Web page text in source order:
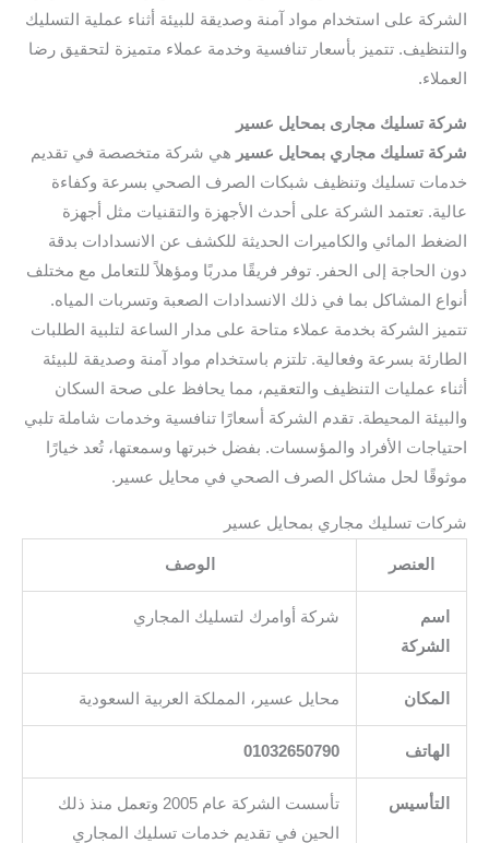
الشركة على استخدام مواد آمنة وصديقة للبيئة أثناء عملية التسليك
والتنظيف. تتميز بأسعار تنافسية وخدمة عملاء متميزة لتحقيق رضا
العملاء.
شركة تسليك مجارى بمحايل عسير
شركة تسليك مجاري بمحايل عسير هي شركة متخصصة في تقديم
خدمات تسليك وتنظيف شبكات الصرف الصحي بسرعة وكفاءة
عالية. تعتمد الشركة على أحدث الأجهزة والتقنيات مثل أجهزة
الضغط المائي والكاميرات الحديثة للكشف عن الانسدادات بدقة
دون الحاجة إلى الحفر. توفر فريقًا مدربًا ومؤهلاً للتعامل مع مختلف
أنواع المشاكل بما في ذلك الانسدادات الصعبة وتسربات المياه.
تتميز الشركة بخدمة عملاء متاحة على مدار الساعة لتلبية الطلبات
الطارئة بسرعة وفعالية. تلتزم باستخدام مواد آمنة وصديقة للبيئة
أثناء عمليات التنظيف والتعقيم، مما يحافظ على صحة السكان
والبيئة المحيطة. تقدم الشركة أسعارًا تنافسية وخدمات شاملة تلبي
احتياجات الأفراد والمؤسسات. بفضل خبرتها وسمعتها، تُعد خيارًا
موثوقًا لحل مشاكل الصرف الصحي في محايل عسير.
شركات تسليك مجاري بمحايل عسير
العنصر الوصف
اسم
الشركة
شركة أوامرك لتسليك المجاري
المكان محايل عسير، المملكة العربية السعودية
الهاتف 01032650790
التأسيس
تأسست الشركة عام 2005 وتعمل منذ ذلك
الحين في تقديم خدمات تسليك المجاري